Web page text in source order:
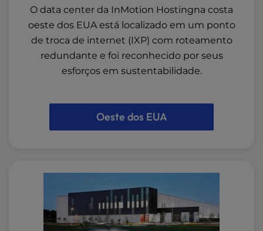
O data center da InMotion Hostingna costa
oeste dos EUA está localizado em um ponto
de troca de internet (IXP) com roteamento
redundante e foi reconhecido por seus
esforços em sustentabilidade.
Oeste dos EUA